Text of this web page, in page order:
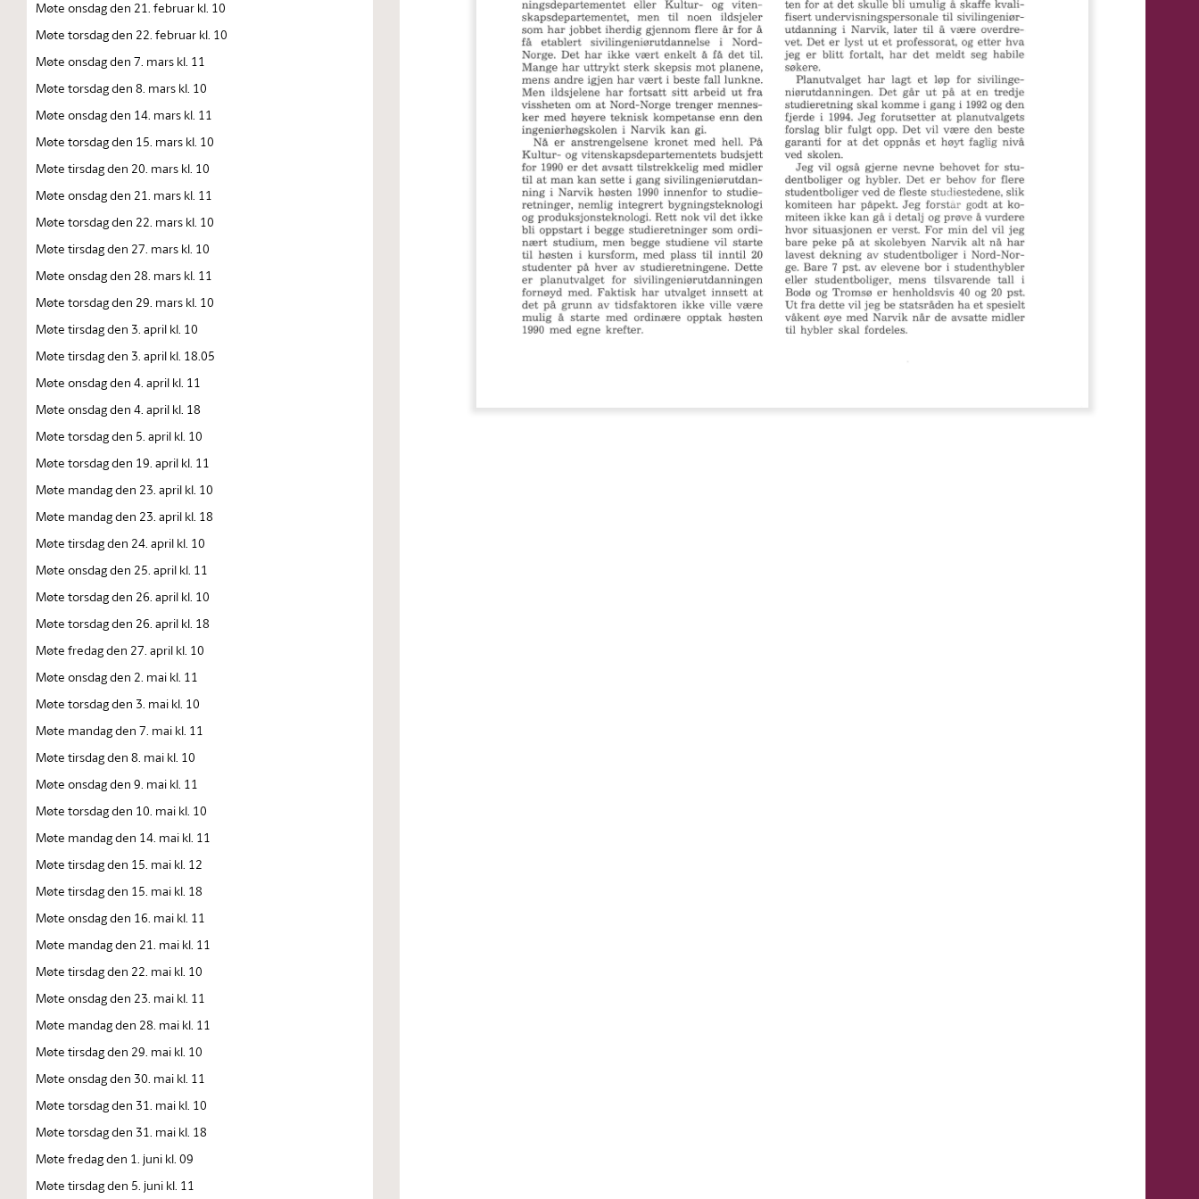
Møte onsdag den 21. februar kl. 10
Møte torsdag den 22. februar kl. 10
Møte onsdag den 7. mars kl. 11
Møte torsdag den 8. mars kl. 10
Møte onsdag den 14. mars kl. 11
Møte torsdag den 15. mars kl. 10
Møte tirsdag den 20. mars kl. 10
Møte onsdag den 21. mars kl. 11
Møte torsdag den 22. mars kl. 10
Møte tirsdag den 27. mars kl. 10
Møte onsdag den 28. mars kl. 11
Møte torsdag den 29. mars kl. 10
Møte tirsdag den 3. april kl. 10
Møte tirsdag den 3. april kl. 18.05
Møte onsdag den 4. april kl. 11
Møte onsdag den 4. april kl. 18
Møte torsdag den 5. april kl. 10
Møte torsdag den 19. april kl. 11
Møte mandag den 23. april kl. 10
Møte mandag den 23. april kl. 18
Møte tirsdag den 24. april kl. 10
Møte onsdag den 25. april kl. 11
Møte torsdag den 26. april kl. 10
Møte torsdag den 26. april kl. 18
Møte fredag den 27. april kl. 10
Møte onsdag den 2. mai kl. 11
Møte torsdag den 3. mai kl. 10
Møte mandag den 7. mai kl. 11
Møte tirsdag den 8. mai kl. 10
Møte onsdag den 9. mai kl. 11
Møte torsdag den 10. mai kl. 10
Møte mandag den 14. mai kl. 11
Møte tirsdag den 15. mai kl. 12
Møte tirsdag den 15. mai kl. 18
Møte onsdag den 16. mai kl. 11
Møte mandag den 21. mai kl. 11
Møte tirsdag den 22. mai kl. 10
Møte onsdag den 23. mai kl. 11
Møte mandag den 28. mai kl. 11
Møte tirsdag den 29. mai kl. 10
Møte onsdag den 30. mai kl. 11
Møte torsdag den 31. mai kl. 10
Møte torsdag den 31. mai kl. 18
Møte fredag den 1. juni kl. 09
Møte tirsdag den 5. juni kl. 11